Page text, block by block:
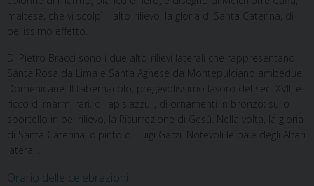
maltese, che vi scolpì il alto-rilievo, la gloria di Santa Caterina, di
bellissimo effetto.
Di Pietro Bracci sono i due alto-rilievi laterali che rappresentano
Santa Rosa da Lima e Santa Agnese da Montepulciano ambedue
Domenicane. Il tabernacolo, pregevolissimo lavoro del sec. XVII, è
ricco di marmi rari, di lapislazzuli, di ornamenti in bronzo; sullo
sportello in bel rilievo, la Risurrezione di Gesù. Nella volta, la gloria
di Santa Caterina, dipinto di Luigi Garzi. Notevoli le pale degli Altari
laterali.
Orario delle celebrazioni